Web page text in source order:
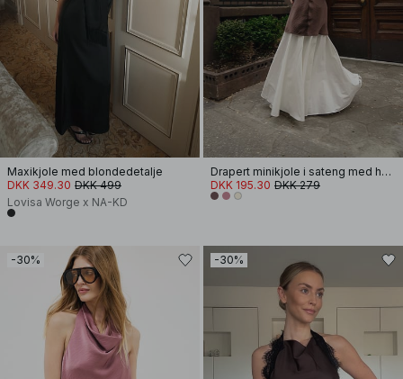
Maxikjole med blondedetalje
DKK 349.30 DKK 499
Lovisa Worge x NA-KD
Drapert minikjole i sateng med halterneck
DKK 195.30 DKK 279
-30% -30%